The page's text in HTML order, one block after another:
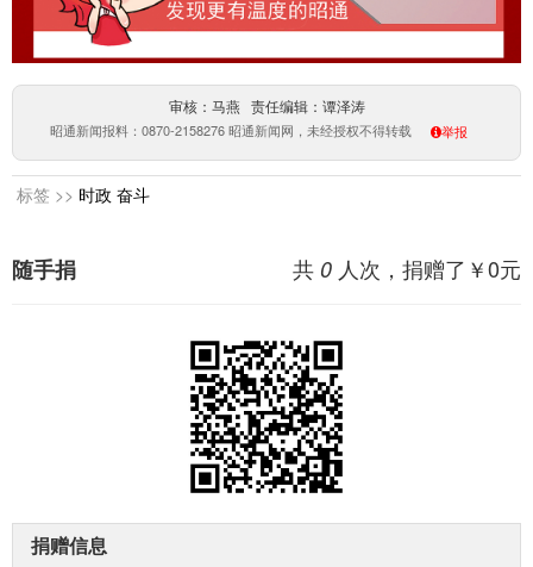
审核：马燕 责任编辑：谭泽涛
昭通新闻报料：0870-2158276 昭通新闻网，未经授权不得转载 举报
标签 >> 时政 奋斗
共 0 人次，捐赠了￥0元
随手捐
捐赠信息